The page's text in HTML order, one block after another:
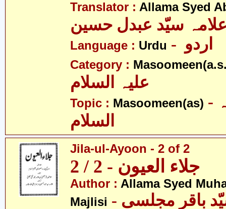
Translator : Allama Syed
سیّد عبدل حسین
Language : Urdu
Category :
Topic : Masoomeen(as) - معصومین علیہ
السلام
Jila-ul-Ayoon - 2 of 2
جلاء العیون - 2 / 2
Author : Allama Syed
Majlisi